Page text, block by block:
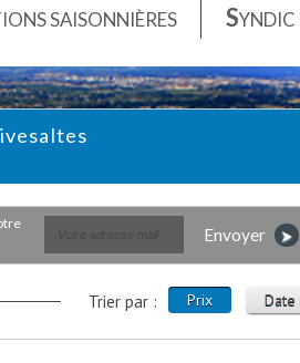
SAISONNIÈRES SYNDIC
Envoyer
Trier par : Prix Date